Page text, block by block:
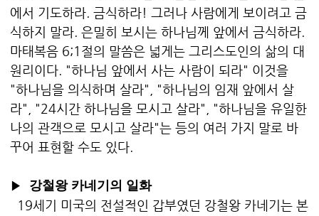
에서 기도하라. 금식하라! 그러나 사람에게 보이려고 금
식하지 말라. 은밀히 보시는 하나님께 앞에서 금식하라.
마태복음 6;1절의 말씀은 넓게는 그리스도인의 삶의 대
원리이다. "하나님 앞에서 사는 사람이 되라" 이것을
"하나님을 의식하며 살라", "하나님의 임재 앞에서 살
라", "24시간 하나님을 모시고 살라", "하나님을 유일한
나의 관객으로 모시고 살라"는 등의 여러 가지 말로 바
꾸어 표현할 수도 있다.
▶ 강철왕 카네기의 일화
19세기 미국의 전설적인 갑부였던 강철왕 카네기는 본